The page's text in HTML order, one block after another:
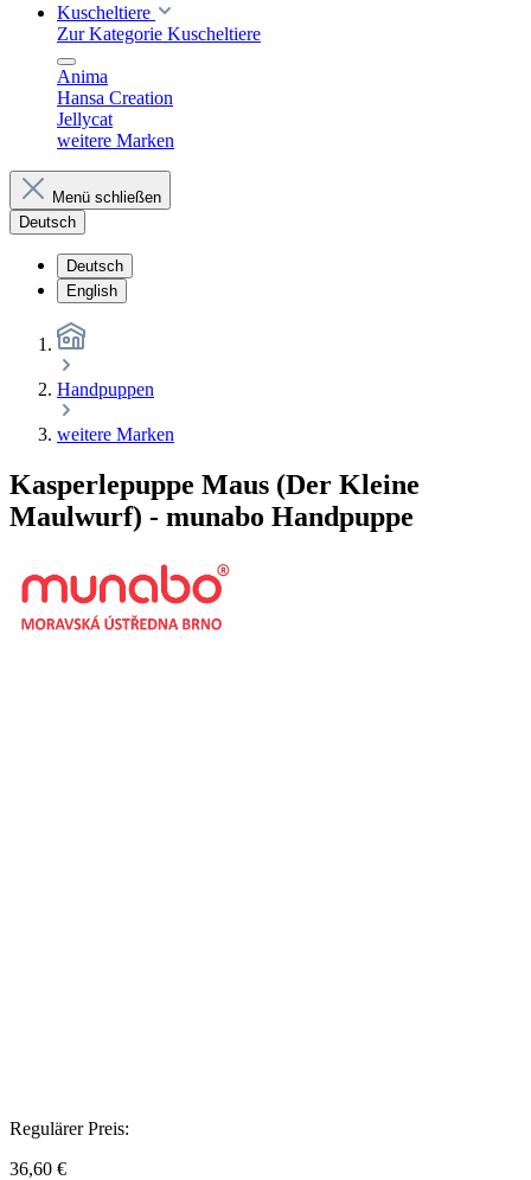
Kuscheltiere
Zur Kategorie Kuscheltiere
Anima
Hansa Creation
Jellycat
weitere Marken
Menü schließen
Deutsch
Deutsch
English
Handpuppen
weitere Marken
Kasperlepuppe Maus (Der Kleine
Maulwurf) - munabo Handpuppe
Regulärer Preis:
36,60 €